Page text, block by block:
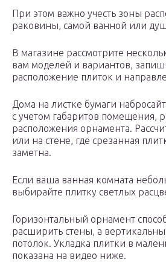
При этом важно учесть зоны
раковины, самой ванной или
В магазине рассмотрите
вам моделей и вариантов,
расположение плиток и
Дома на листке бумаги
с учетом габаритов помещения,
расположения орнамента.
или на стене, где срезанная
заметна.
Если ваша ванная комната
выбирайте плитку светлых
Горизонтальный орнамент
расширить стены, а
потолок. Укладка плитки в
показана на видео ниже.